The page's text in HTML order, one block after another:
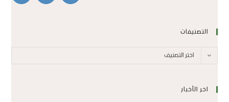
التصنيفات
اختر التصنيف
اخر الأخبار